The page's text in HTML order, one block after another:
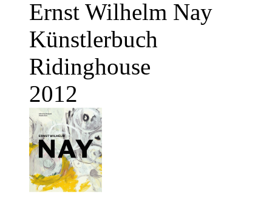
Ernst Wilhelm Nay
Künstlerbuch
Ridinghouse
2012